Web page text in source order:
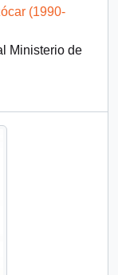
(1990-
Ministerio de